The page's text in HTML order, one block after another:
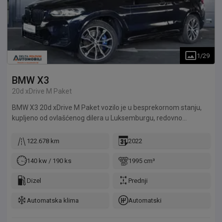
1 /29
BMW X3
20d xDrive M Paket
BMW X3 20d xDrive M Paket vozilo je u besprekornom stanju,
kupljeno od ovlašćenog dilera u Luksemburgu, redovno
122.678 km 2022
140 kw / 190 ks 1995 cm³
Dizel Prednji
Automatska klima Automatski